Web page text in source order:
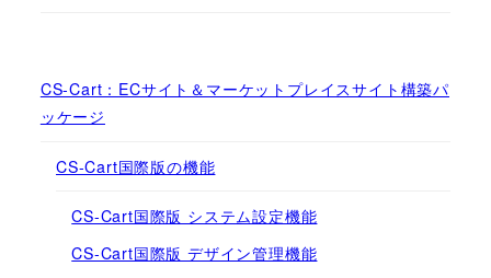
CS-Cart：ECサイト＆マーケットプレイスサイト構築パ
ッケージ
CS-Cart国際版の機能
CS-Cart国際版 システム設定機能
CS-Cart国際版 デザイン管理機能